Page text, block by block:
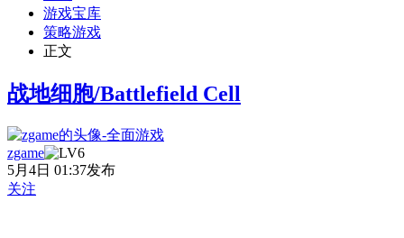
游戏宝库
策略游戏
正文
战地细胞/Battlefield Cell
zgame
5月4日 01:37发布
关注